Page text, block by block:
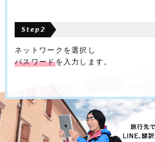
ネットワークを選択し
パスワードを入力します。